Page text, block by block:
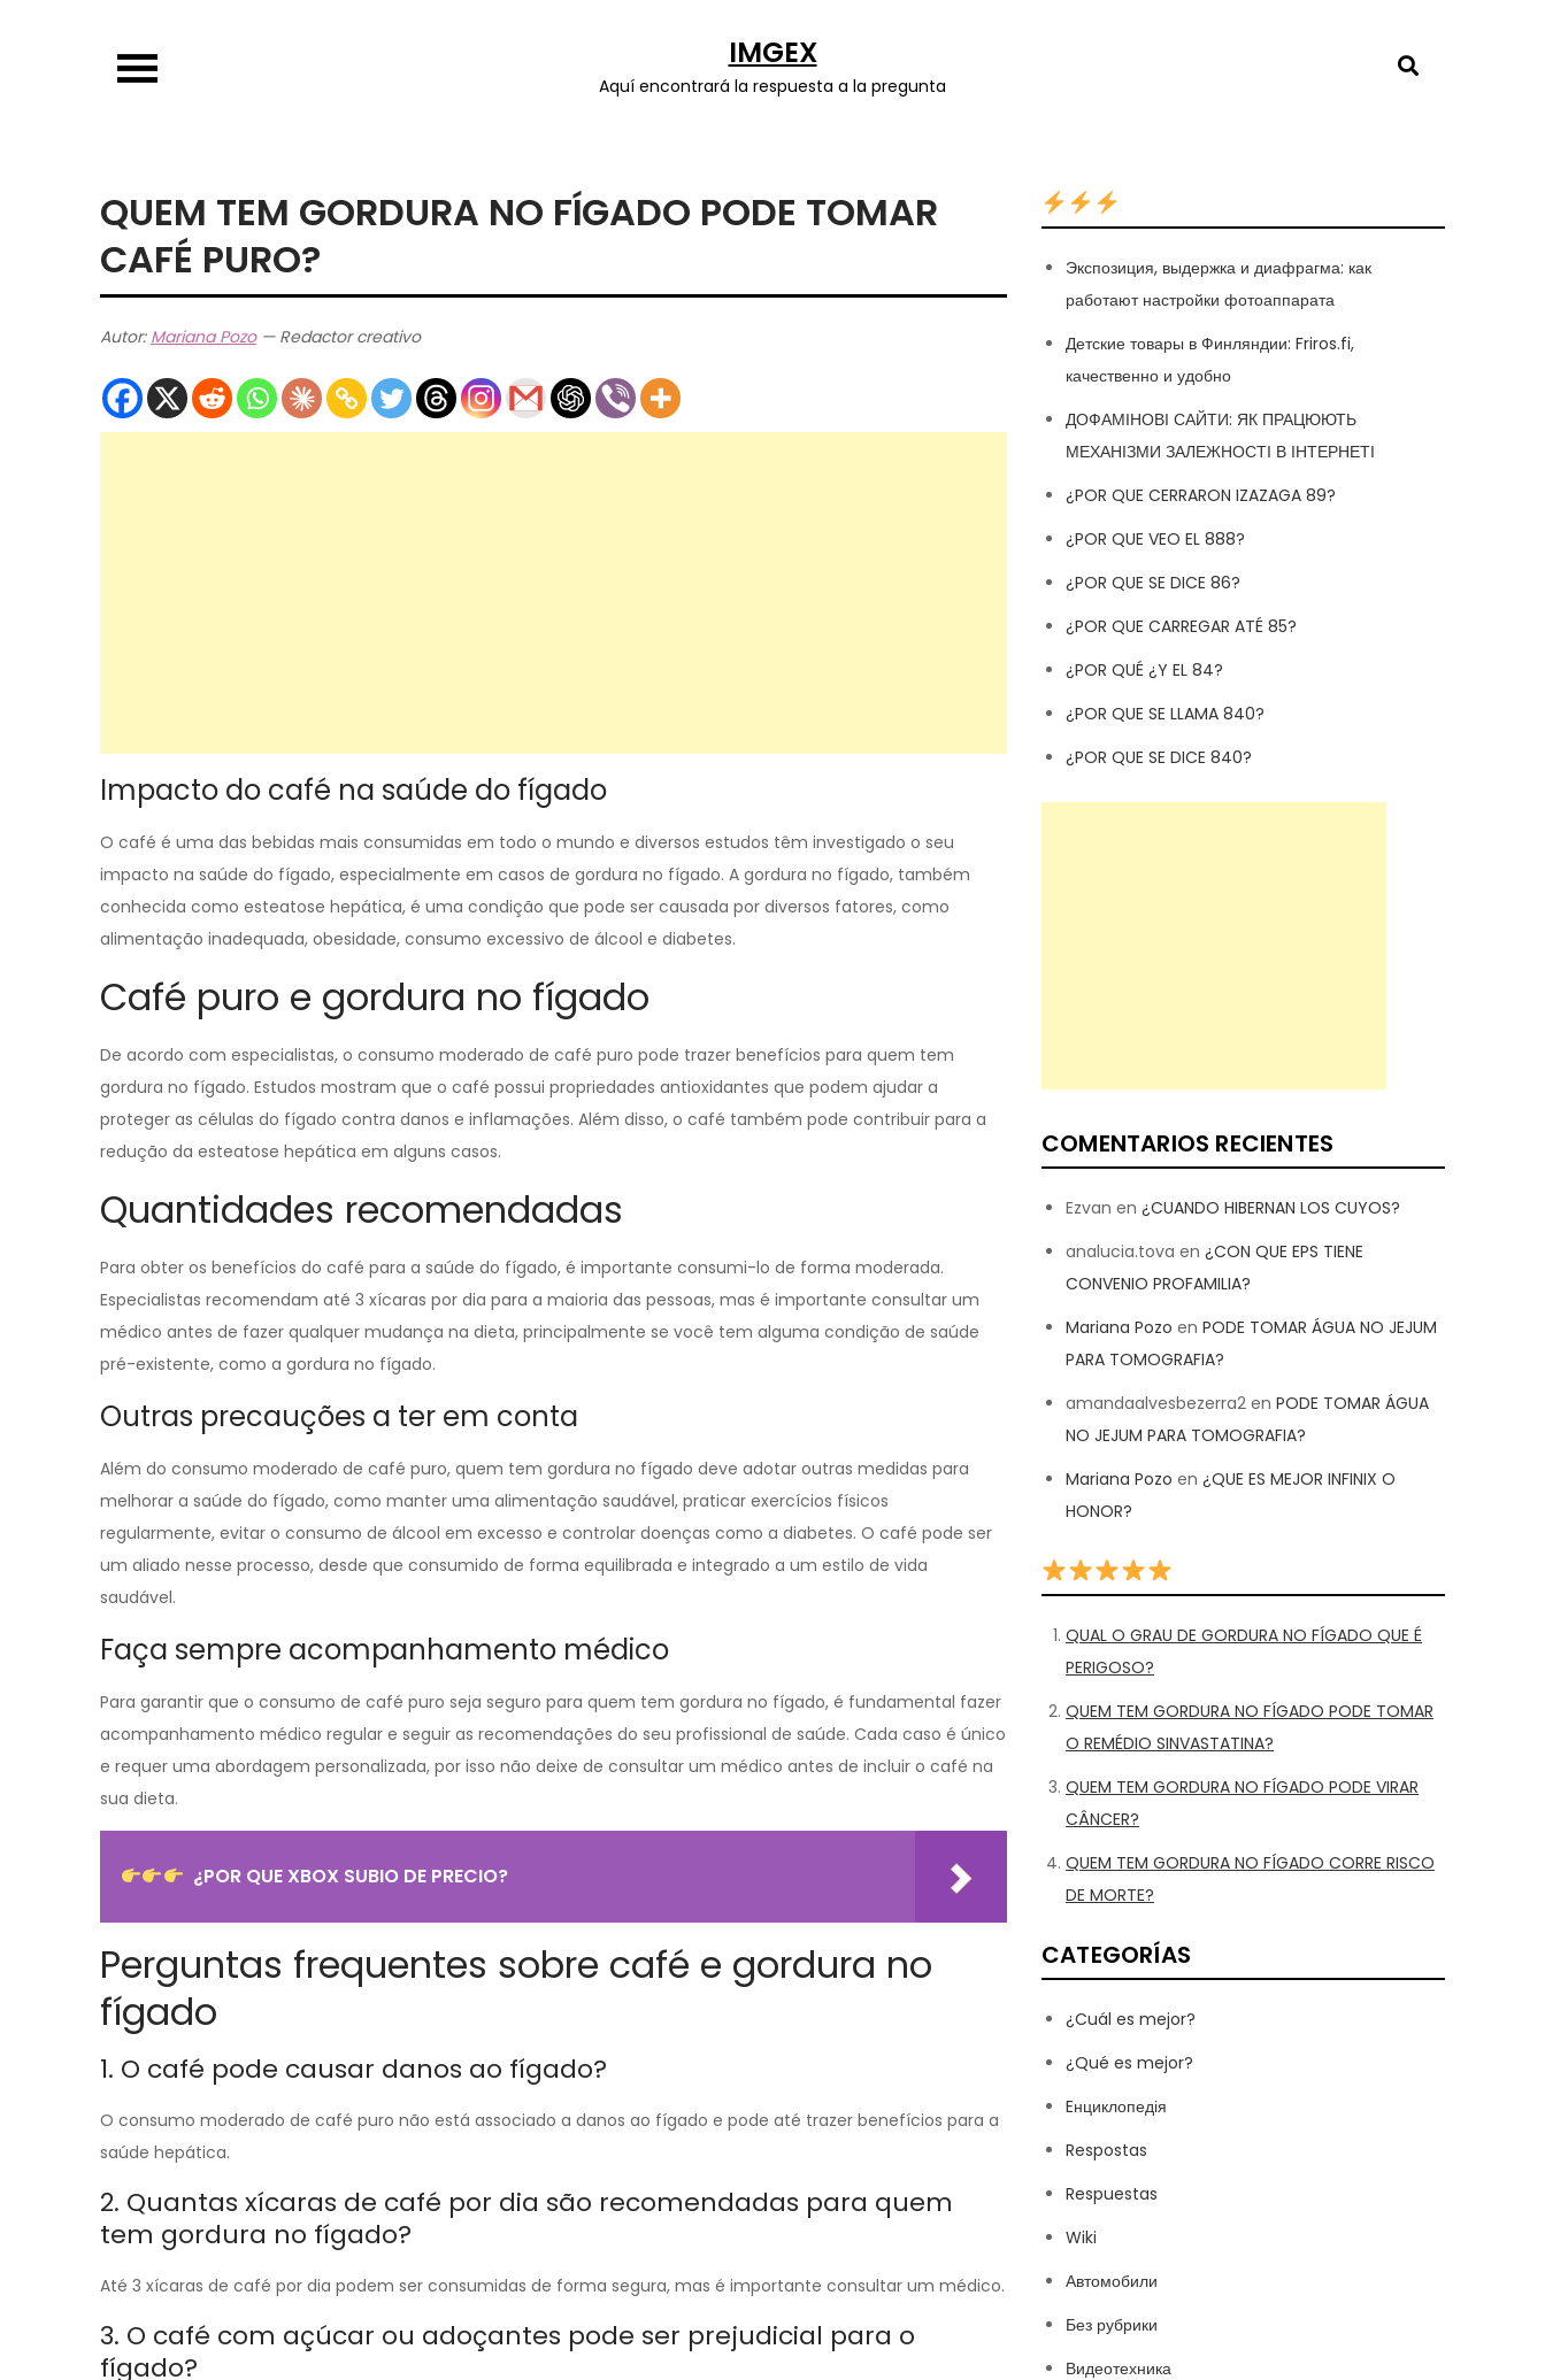
IMGEX
Aquí encontrará la respuesta a la pregunta
QUEM TEM GORDURA NO FÍGADO PODE TOMAR
CAFÉ PURO?
Autor: Mariana Pozo— Redactor creativo
Impacto do café na saúde do fígado
O café é uma das bebidas mais consumidas em todo o mundo e diversos estudos têm investigado o seu
impacto na saúde do fígado, especialmente em casos de gordura no fígado. A gordura no fígado, também
conhecida como esteatose hepática, é uma condição que pode ser causada por diversos fatores, como
alimentação inadequada, obesidade, consumo excessivo de álcool e diabetes.
Café puro e gordura no fígado
De acordo com especialistas, o consumo moderado de café puro pode trazer benefícios para quem tem
gordura no fígado. Estudos mostram que o café possui propriedades antioxidantes que podem ajudar a
proteger as células do fígado contra danos e inflamações. Além disso, o café também pode contribuir para a
redução da esteatose hepática em alguns casos.
Quantidades recomendadas
Para obter os benefícios do café para a saúde do fígado, é importante consumi-lo de forma moderada.
Especialistas recomendam até 3 xícaras por dia para a maioria das pessoas, mas é importante consultar um
médico antes de fazer qualquer mudança na dieta, principalmente se você tem alguma condição de saúde
pré-existente, como a gordura no fígado.
Outras precauções a ter em conta
Além do consumo moderado de café puro, quem tem gordura no fígado deve adotar outras medidas para
melhorar a saúde do fígado, como manter uma alimentação saudável, praticar exercícios físicos
regularmente, evitar o consumo de álcool em excesso e controlar doenças como a diabetes. O café pode ser
um aliado nesse processo, desde que consumido de forma equilibrada e integrado a um estilo de vida
saudável.
Faça sempre acompanhamento médico
Para garantir que o consumo de café puro seja seguro para quem tem gordura no fígado, é fundamental fazer
acompanhamento médico regular e seguir as recomendações do seu profissional de saúde. Cada caso é único
e requer uma abordagem personalizada, por isso não deixe de consultar um médico antes de incluir o café na
sua dieta.
¿POR QUE XBOX SUBIO DE PRECIO?
Perguntas frequentes sobre café e gordura no
fígado
1. O café pode causar danos ao fígado?
O consumo moderado de café puro não está associado a danos ao fígado e pode até trazer benefícios para a
saúde hepática.
2. Quantas xícaras de café por dia são recomendadas para quem
tem gordura no fígado?
Até 3 xícaras de café por dia podem ser consumidas de forma segura, mas é importante consultar um médico.
3. O café com açúcar ou adoçantes pode ser prejudicial para o
fígado?
Экспозиция, выдержка и диафрагма: как
работают настройки фотоаппарата
Детские товары в Финляндии: Friros.fi,
качественно и удобно
ДОФАМІНОВІ САЙТИ: ЯК ПРАЦЮЮТЬ
МЕХАНІЗМИ ЗАЛЕЖНОСТІ В ІНТЕРНЕТІ
¿POR QUE CERRARON IZAZAGA 89?
¿POR QUE VEO EL 888?
¿POR QUE SE DICE 86?
¿POR QUE CARREGAR ATÉ 85?
¿POR QUÉ ¿Y EL 84?
¿POR QUE SE LLAMA 840?
¿POR QUE SE DICE 840?
COMENTARIOS RECIENTES
Ezvan en ¿CUANDO HIBERNAN LOS CUYOS?
analucia.tova en ¿CON QUE EPS TIENE
CONVENIO PROFAMILIA?
Mariana Pozo en PODE TOMAR ÁGUA NO JEJUM
PARA TOMOGRAFIA?
amandaalvesbezerra2 en PODE TOMAR ÁGUA
NO JEJUM PARA TOMOGRAFIA?
Mariana Pozo en ¿QUE ES MEJOR INFINIX O
HONOR?
QUAL O GRAU DE GORDURA NO FÍGADO QUE É
PERIGOSO?
QUEM TEM GORDURA NO FÍGADO PODE TOMAR
O REMÉDIO SINVASTATINA?
QUEM TEM GORDURA NO FÍGADO PODE VIRAR
CÂNCER?
QUEM TEM GORDURA NO FÍGADO CORRE RISCO
DE MORTE?
CATEGORÍAS
¿Cuál es mejor?
¿Qué es mejor?
Eнциклопедія
Respostas
Respuestas
Wiki
Автомобили
Без рубрики
Видеотехника